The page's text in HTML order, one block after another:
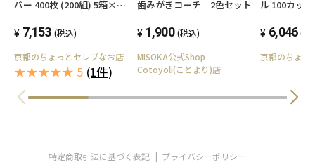
パー 400枚 (200組) 5箱×12
7,153 (税込)
京都のちょっとセレブなお店
★★★★★ 5 (1件)
歯みがきコーチ 2色セット
1,900 (税込)
MISOKA公式Shop
Cotoyoli(ことより)店
ル 100カッ
00774
6,046 (税
京都のちょっ
特定商取引法に基づく表記 プライバシーポリシー